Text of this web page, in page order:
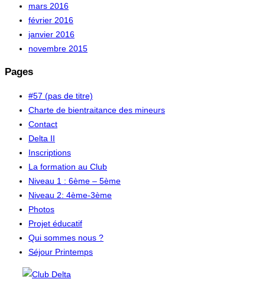
mars 2016
février 2016
janvier 2016
novembre 2015
Pages
#57 (pas de titre)
Charte de bientraitance des mineurs
Contact
Delta II
Inscriptions
La formation au Club
Niveau 1 : 6ème – 5ème
Niveau 2: 4ème-3ème
Photos
Projet éducatif
Qui sommes nous ?
Séjour Printemps